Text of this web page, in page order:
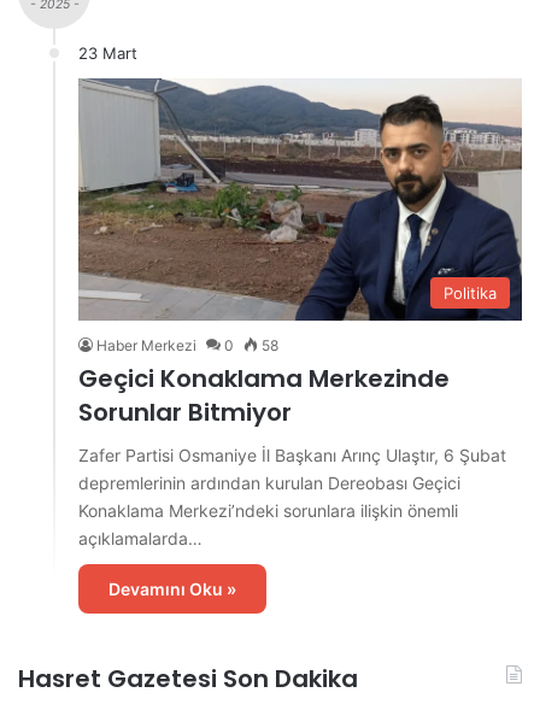
- 2025 -
23 Mart
Politika
Haber Merkezi 0 58
Geçici Konaklama Merkezinde
Sorunlar Bitmiyor
Zafer Partisi Osmaniye İl Başkanı Arınç Ulaştır, 6 Şubat
depremlerinin ardından kurulan Dereobası Geçici
Konaklama Merkezi’ndeki sorunlara ilişkin önemli
açıklamalarda…
Devamını Oku »
Hasret Gazetesi Son Dakika